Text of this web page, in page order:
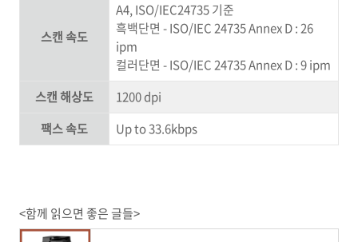
스캔 속도
A4, ISO/IEC24735 기준
흑백단면 - ISO/IEC 24735 Annex D : 26
ipm
컬러단면 - ISO/IEC 24735 Annex D : 9 ipm
스캔 해상도
1200 dpi
팩스 속도
Up to 33.6kbps
<함께 읽으면 좋은 글들>